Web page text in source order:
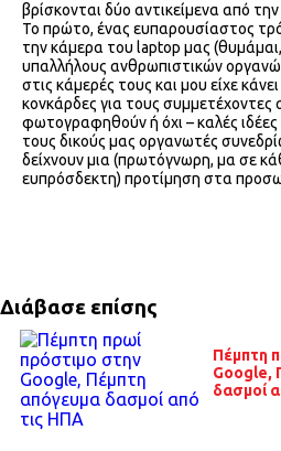
βρίσκονται δύο αντικείμενα από
Το πρώτο, ένας ευπαρουσίαστος
την κάμερα του laptop μας (θυμάμαι,
υπαλλήλους ανθρωπιστικών
στις κάμερές τους και μου είχε
κονκάρδες για τους συμμετέχοντες
φωτογραφηθούν ή όχι – καλές ιδέες
τους δικούς μας οργανωτές
δείχνουν μια (πρωτόγνωρη, μα σε
ευπρόσδεκτη) προτίμηση στα
Διάβασε επίσης
Πέμπτη
Google,
δασμοί